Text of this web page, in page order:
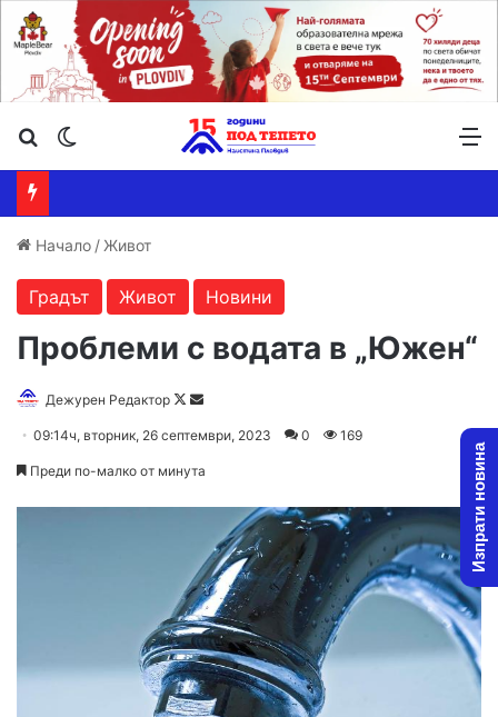
Търсене ...
Начало / Живот
Градът Живот Новини
Проблеми с водата в „Южен“
Дежурен Редактор
Follow
Send
09:14ч, вторник, 26 септември, 2023 0 169
Преди по-малко от минута Изпрати новина